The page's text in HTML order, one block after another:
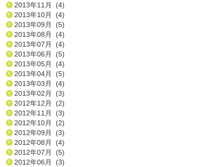
2013年11月 (4)
2013年10月 (4)
2013年09月 (5)
2013年08月 (4)
2013年07月 (4)
2013年06月 (5)
2013年05月 (4)
2013年04月 (5)
2013年03月 (4)
2013年02月 (3)
2012年12月 (2)
2012年11月 (3)
2012年10月 (2)
2012年09月 (3)
2012年08月 (4)
2012年07月 (5)
2012年06月 (3)